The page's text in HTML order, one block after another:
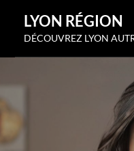
content
LYON RÉGION
DÉCOUVREZ LYON